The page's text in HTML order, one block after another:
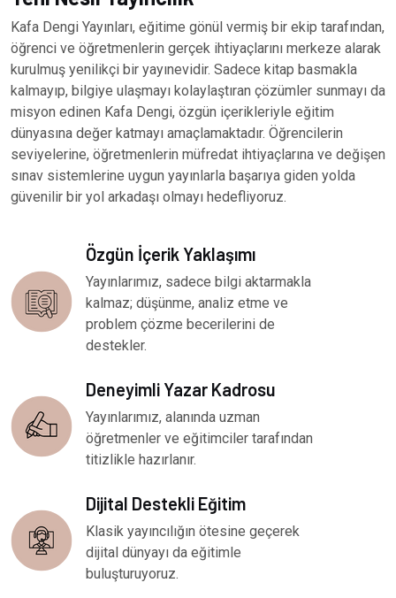
Kafa Dengi Yayınları, eğitime gönül vermiş bir ekip tarafından,
öğrenci ve öğretmenlerin gerçek ihtiyaçlarını merkeze alarak
kurulmuş yenilikçi bir yayınevidir. Sadece kitap basmakla
kalmayıp, bilgiye ulaşmayı kolaylaştıran çözümler sunmayı da
misyon edinen Kafa Dengi, özgün içerikleriyle eğitim
dünyasına değer katmayı amaçlamaktadır. Öğrencilerin
seviyelerine, öğretmenlerin müfredat ihtiyaçlarına ve değişen
sınav sistemlerine uygun yayınlarla başarıya giden yolda
güvenilir bir yol arkadaşı olmayı hedefliyoruz.
Özgün İçerik Yaklaşımı
Yayınlarımız, sadece bilgi aktarmakla
kalmaz; düşünme, analiz etme ve
problem çözme becerilerini de
destekler.
Deneyimli Yazar Kadrosu
Yayınlarımız, alanında uzman
öğretmenler ve eğitimciler tarafından
titizlikle hazırlanır.
Dijital Destekli Eğitim
Klasik yayıncılığın ötesine geçerek
dijital dünyayı da eğitimle
buluşturuyoruz.